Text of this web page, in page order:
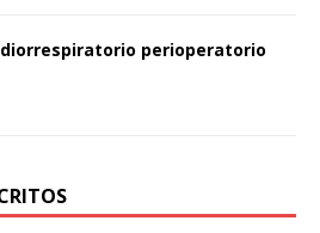
perioperatorio